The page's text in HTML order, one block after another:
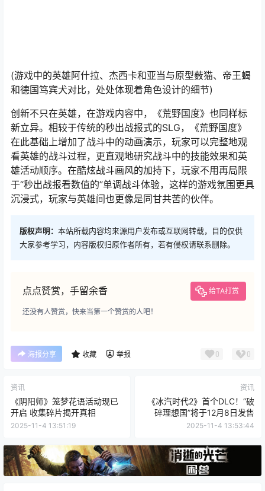
(游戏中的英雄阿什拉、杰西卡和亚当与原型薮猫、帝王蝎
和德国笃宾犬对比，处处体现着角色设计的细节)
创新不只在英雄，在游戏内容中，《荒野国度》也同样标
新立异。相较于传统的秒出战报式的SLG，《荒野国度》
在此基础上增加了战斗中的动画演示，玩家可以完整地观
看英雄的战斗过程，更直观地研究战斗中的技能效果和英
雄活动顺序。在酷炫战斗画风的加持下，玩家不用再局限
于“秒出战报看数值的”单调战斗体验，这样的游戏氛围更具
沉浸式，玩家与英雄间也更像是同甘共苦的伙伴。
版权声明： 本站所载内容均来源用户发布或互联网转载，目的仅供
大家参考学习，内容版权归原作者所有，若有侵权请联系删除。
点点赞赏，手留余香 给TA打赏
还没有人赞赏，快来当第一个赞赏的人吧！
海报分享 收藏 举报 0 0
资讯
《阴阳师》笼梦花语活动现已
开启 收集碎片揭开真相
2025-11-4 13:51:19
资讯
《冰汽时代2》首个DLC！“破
碎理想国”将于12月8日发售
2025-11-4 13:53:44